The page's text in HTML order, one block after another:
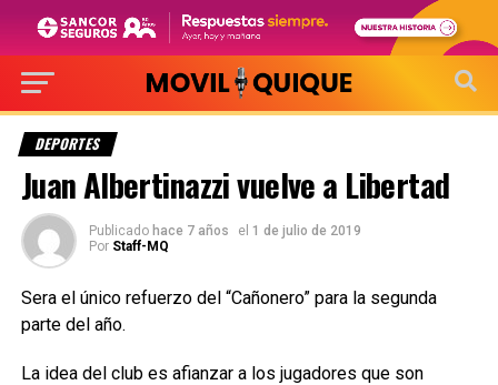
DEPORTES
Juan Albertinazzi vuelve a Libertad
Publicado hace 7 años el 1 de julio de 2019
Por Staff-MQ
Sera el único refuerzo del “Cañonero” para la segunda
parte del año.
La idea del club es afianzar a los jugadores que son